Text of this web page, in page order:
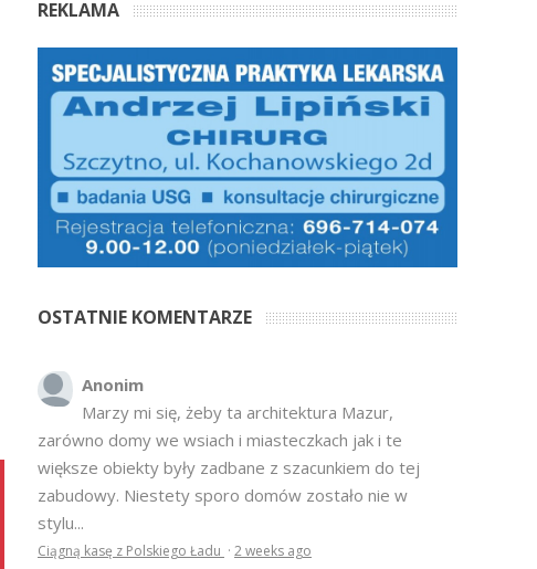
REKLAMA
OSTATNIE KOMENTARZE
Anonim
Marzy mi się, żeby ta architektura Mazur,
zarówno domy we wsiach i miasteczkach jak i te
większe obiekty były zadbane z szacunkiem do tej
zabudowy. Niestety sporo domów zostało nie w
stylu...
Ciągną kasę z Polskiego Ładu · 2 weeks ago